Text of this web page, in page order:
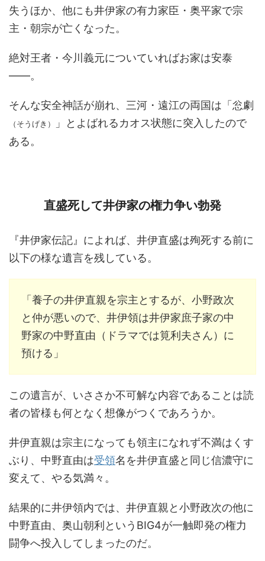
失うほか、他にも井伊家の有力家臣・奥平家で宗
主・朝宗が亡くなった。
絶対王者・今川義元についていればお家は安泰
――。
そんな安全神話が崩れ、三河・遠江の両国は「忩劇
（そうげき）
」とよばれるカオス状態に突入したので
ある。
直盛死して井伊家の権力争い勃発
『井伊家伝記』によれば、井伊直盛は殉死する前に
以下の様な遺言を残している。
「養子の井伊直親を宗主とするが、小野政次
と仲が悪いので、井伊領は井伊家庶子家の中
野家の中野直由（ドラマでは筧利夫さん）に
預ける」
この遺言が、いささか不可解な内容であることは読
者の皆様も何となく想像がつくであろうか。
井伊直親は宗主になっても領主になれず不満はくす
ぶり、中野直由は受領名を井伊直盛と同じ信濃守に
変えて、やる気満々。
結果的に井伊領内では、井伊直親と小野政次の他に
中野直由、奥山朝利というBIG4が一触即発の権力
闘争へ投入してしまったのだ。